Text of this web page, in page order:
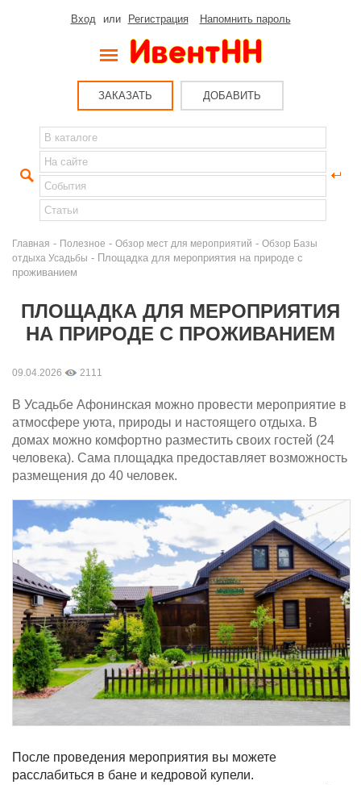
Вход или Регистрация Напомнить пароль
ЗАКАЗАТЬ ДОБАВИТЬ
Главная - Полезное - Обзор мест для мероприятий - Обзор Базы
отдыха Усадьбы - Площадка для мероприятия на природе с
проживанием
ПЛОЩАДКА ДЛЯ МЕРОПРИЯТИЯ
НА ПРИРОДЕ С ПРОЖИВАНИЕМ
09.04.2026 2111
В Усадьбе Афонинская можно провести мероприятие в
атмосфере уюта, природы и настоящего отдыха. В
домах можно комфортно разместить своих гостей (24
человека). Сама площадка предоставляет возможность
размещения до 40 человек.
После проведения мероприятия вы можете
расслабиться в бане и кедровой купели.